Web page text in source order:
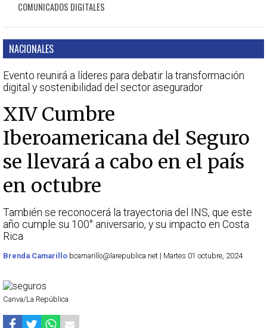
COMUNICADOS DIGITALES
NACIONALES
Evento reunirá a líderes para debatir la transformación
digital y sostenibilidad del sector asegurador
XIV Cumbre
Iberoamericana del Seguro
se llevará a cabo en el país
en octubre
También se reconocerá la trayectoria del INS, que este
año cumple su 100° aniversario, y su impacto en Costa
Rica
Brenda Camarillo bcamarillo@larepublica.net | Martes 01 octubre, 2024
Canva/La República